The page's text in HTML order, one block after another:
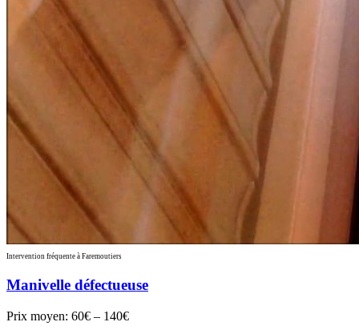
Intervention fréquente à Faremoutiers
Manivelle défectueuse
Prix moyen: 60€ – 140€